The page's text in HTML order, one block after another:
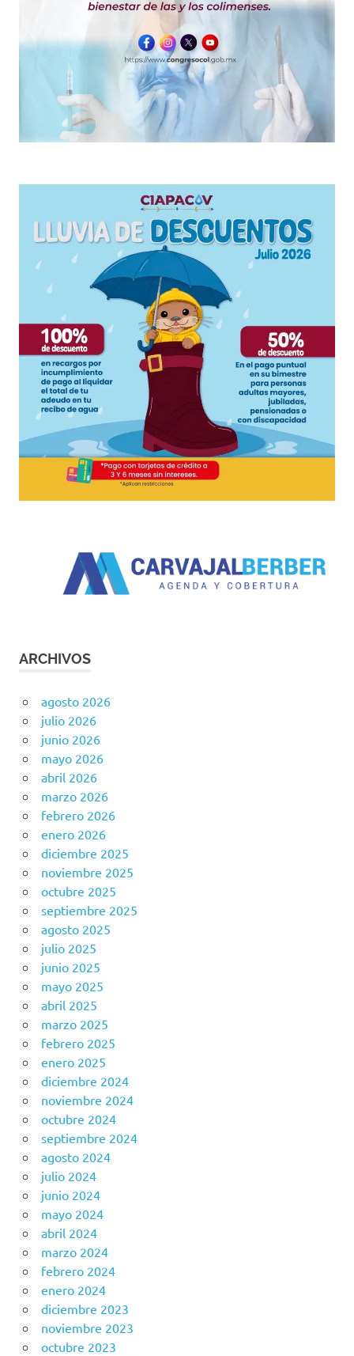
ARCHIVOS
agosto 2026
julio 2026
junio 2026
mayo 2026
abril 2026
marzo 2026
febrero 2026
enero 2026
diciembre 2025
noviembre 2025
octubre 2025
septiembre 2025
agosto 2025
julio 2025
junio 2025
mayo 2025
abril 2025
marzo 2025
febrero 2025
enero 2025
diciembre 2024
noviembre 2024
octubre 2024
septiembre 2024
agosto 2024
julio 2024
junio 2024
mayo 2024
abril 2024
marzo 2024
febrero 2024
enero 2024
diciembre 2023
noviembre 2023
octubre 2023